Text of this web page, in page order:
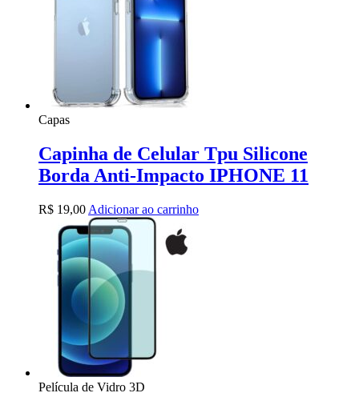
Capas
Capinha de Celular Tpu Silicone
Borda Anti-Impacto IPHONE 11
R$ 19,00 Adicionar ao carrinho
Película de Vidro 3D